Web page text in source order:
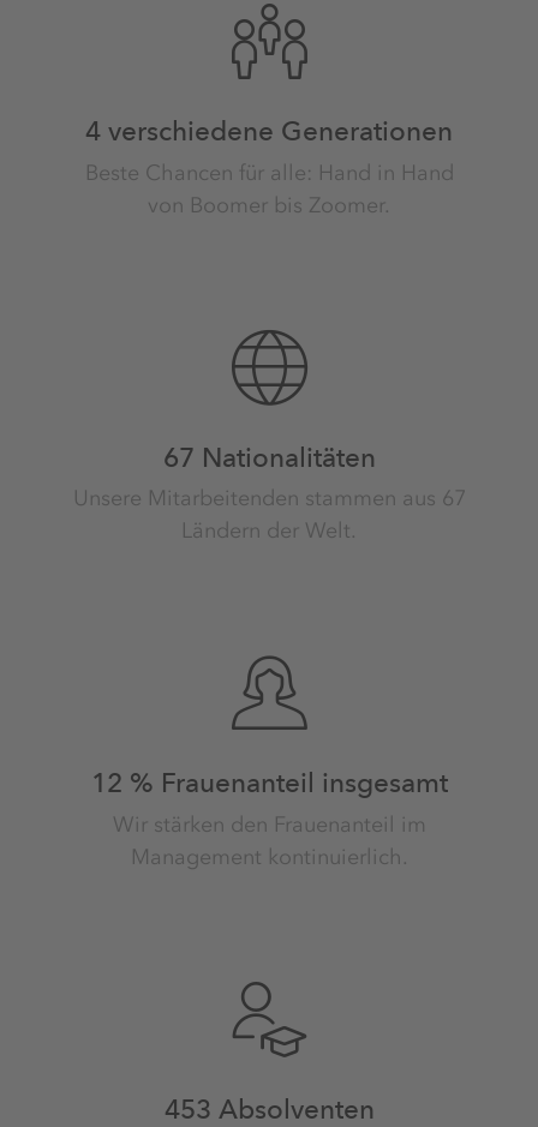
4 verschiedene Generationen
Beste Chancen für alle: Hand in Hand
von Boomer bis Zoomer.
67 Nationalitäten
Unsere Mitarbeitenden stammen aus 67
Ländern der Welt.
12 % Frauenanteil insgesamt
Wir stärken den Frauenanteil im
Management kontinuierlich.
453 Absolventen